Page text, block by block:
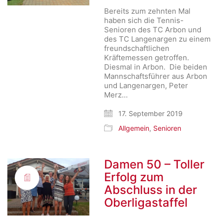
Bereits zum zehnten Mal
haben sich die Tennis-
Senioren des TC Arbon und
des TC Langenargen zu einem
freundschaftlichen
Kräftemessen getroffen.
Diesmal in Arbon. Die beiden
Mannschaftsführer aus Arbon
und Langenargen, Peter
Merz…
17. September 2019
Allgemein, Senioren
Damen 50 – Toller
Erfolg zum
Abschluss in der
Oberligastaffel